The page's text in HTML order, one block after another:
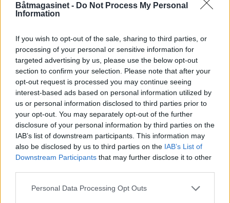
Båtmagasinet - Do Not Process My Personal
Information
If you wish to opt-out of the sale, sharing to third parties, or
processing of your personal or sensitive information for
targeted advertising by us, please use the below opt-out
section to confirm your selection. Please note that after your
opt-out request is processed you may continue seeing
interest-based ads based on personal information utilized by
us or personal information disclosed to third parties prior to
your opt-out. You may separately opt-out of the further
disclosure of your personal information by third parties on the
IAB’s list of downstream participants. This information may
also be disclosed by us to third parties on the IAB’s List of
Downstream Participants that may further disclose it to other
Personal Data Processing Opt Outs
Få gratis tilgang til
havneguide
SPAR 659 KRONER: Tegn abonnement på
Båtmagasinet nå, og få gratis tilgang til
Havneguiden Online!